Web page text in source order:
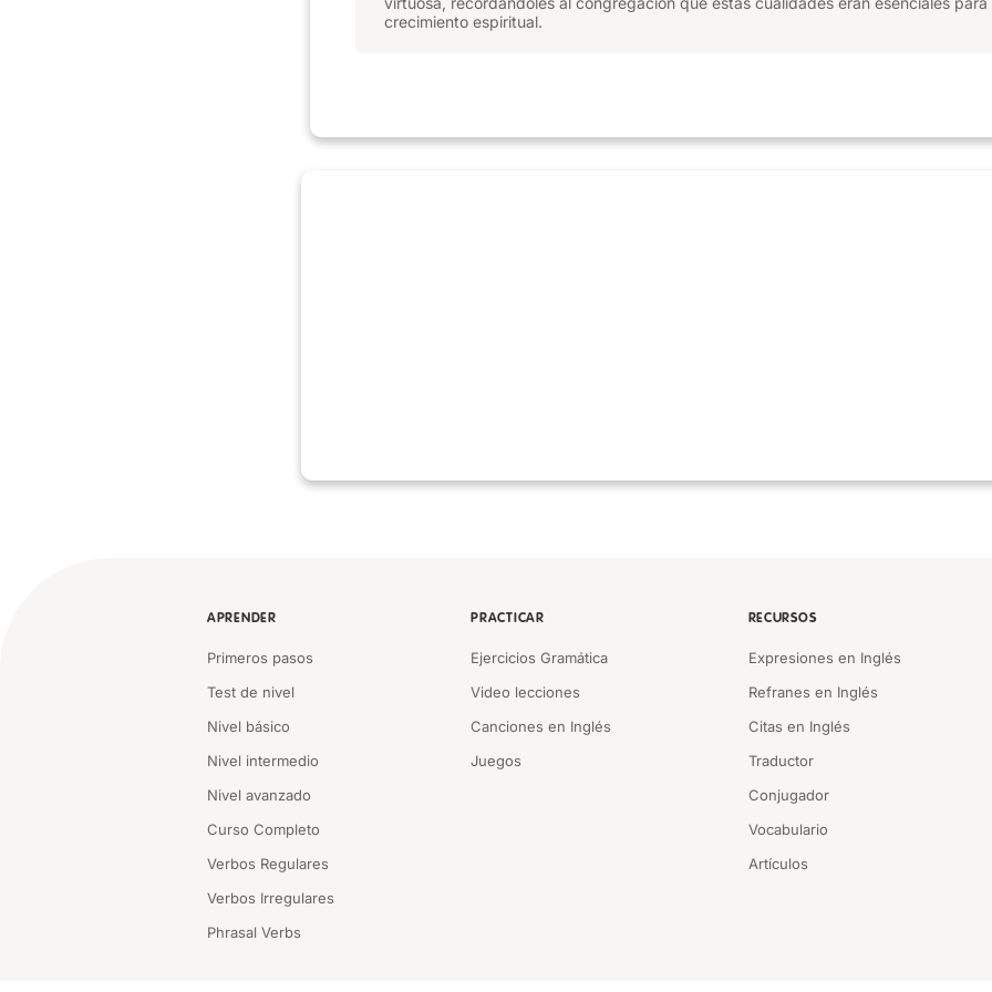
crecimiento espiritual.
APRENDER
Primeros pasos
Test de nivel
Nivel básico
Nivel intermedio
Nivel avanzado
Curso Completo
Verbos Regulares
Verbos Irregulares
Phrasal Verbs
PRACTICAR
Ejercicios Gramática
Video lecciones
Canciones en Inglés
Juegos
RECURSOS
Expresiones en Inglés
Refranes en Inglés
Citas en Inglés
Traductor
Conjugador
Vocabulario
Artículos